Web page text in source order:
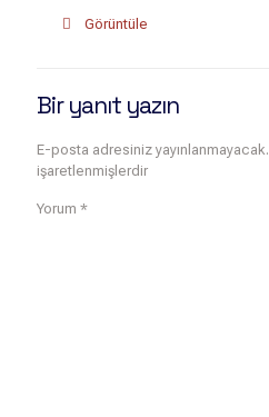
Görüntüle
Bir yanıt yazın
E-posta adresiniz yayınlanmayacak.
işaretlenmişlerdir
Yorum *